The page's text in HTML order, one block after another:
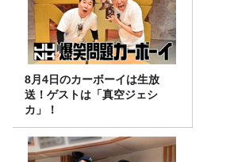
8月4日のカーボーイは生放
送！ゲストは「真空ジェシ
カ」！